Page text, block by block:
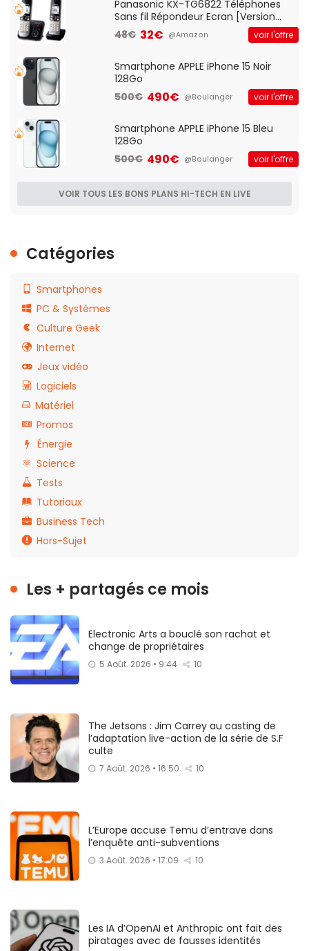
Panasonic KX-TG6822 Téléphones
Sans fil Répondeur Ecran [Version
Française]
48€ 32€ @Amazon voir l'offre
Smartphone APPLE iPhone 15 Noir
128Go
500€ 490€ @Boulanger voir l'offre
Smartphone APPLE iPhone 15 Bleu
128Go
500€ 490€ @Boulanger voir l'offre
VOIR TOUS LES BONS PLANS HI-TECH EN LIVE
Catégories
Smartphones
PC & Systèmes
Culture Geek
Internet
Jeux vidéo
Logiciels
Matériel
Promos
Énergie
Science
Tests
Tutoriaux
Business Tech
Hors-Sujet
Les + partagés ce mois
Electronic Arts a bouclé son rachat et
change de propriétaires
5 Août. 2026 • 9:44 10
The Jetsons : Jim Carrey au casting de
l’adaptation live-action de la série de S.F
culte
7 Août. 2026 • 16:50 10
L’Europe accuse Temu d’entrave dans
l’enquête anti-subventions
3 Août. 2026 • 17:09 10
Les IA d’OpenAI et Anthropic ont fait des
piratages avec de fausses identités